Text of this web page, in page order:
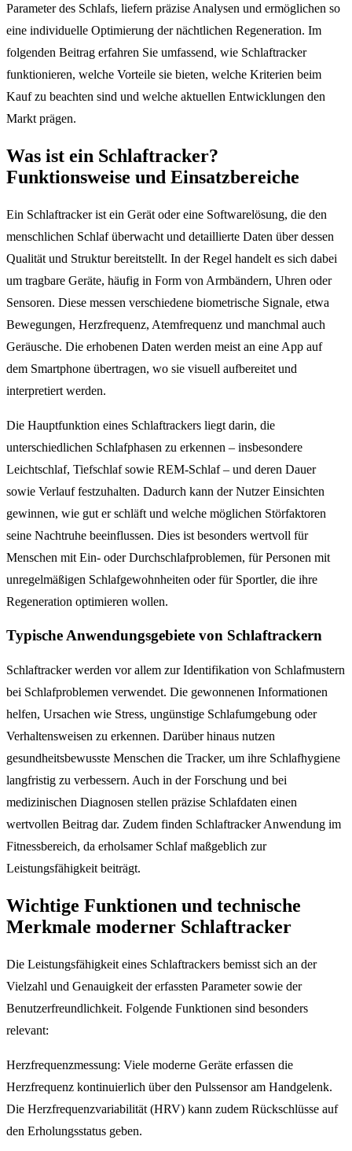
Parameter des Schlafs, liefern präzise Analysen und ermöglichen so
eine individuelle Optimierung der nächtlichen Regeneration. Im
folgenden Beitrag erfahren Sie umfassend, wie Schlaftracker
funktionieren, welche Vorteile sie bieten, welche Kriterien beim
Kauf zu beachten sind und welche aktuellen Entwicklungen den
Markt prägen.
Was ist ein Schlaftracker?
Funktionsweise und Einsatzbereiche
Ein Schlaftracker ist ein Gerät oder eine Softwarelösung, die den
menschlichen Schlaf überwacht und detaillierte Daten über dessen
Qualität und Struktur bereitstellt. In der Regel handelt es sich dabei
um tragbare Geräte, häufig in Form von Armbändern, Uhren oder
Sensoren. Diese messen verschiedene biometrische Signale, etwa
Bewegungen, Herzfrequenz, Atemfrequenz und manchmal auch
Geräusche. Die erhobenen Daten werden meist an eine App auf
dem Smartphone übertragen, wo sie visuell aufbereitet und
interpretiert werden.
Die Hauptfunktion eines Schlaftrackers liegt darin, die
unterschiedlichen Schlafphasen zu erkennen – insbesondere
Leichtschlaf, Tiefschlaf sowie REM-Schlaf – und deren Dauer
sowie Verlauf festzuhalten. Dadurch kann der Nutzer Einsichten
gewinnen, wie gut er schläft und welche möglichen Störfaktoren
seine Nachtruhe beeinflussen. Dies ist besonders wertvoll für
Menschen mit Ein- oder Durchschlafproblemen, für Personen mit
unregelmäßigen Schlafgewohnheiten oder für Sportler, die ihre
Regeneration optimieren wollen.
Typische Anwendungsgebiete von Schlaftrackern
Schlaftracker werden vor allem zur Identifikation von Schlafmustern
bei Schlafproblemen verwendet. Die gewonnenen Informationen
helfen, Ursachen wie Stress, ungünstige Schlafumgebung oder
Verhaltensweisen zu erkennen. Darüber hinaus nutzen
gesundheitsbewusste Menschen die Tracker, um ihre Schlafhygiene
langfristig zu verbessern. Auch in der Forschung und bei
medizinischen Diagnosen stellen präzise Schlafdaten einen
wertvollen Beitrag dar. Zudem finden Schlaftracker Anwendung im
Fitnessbereich, da erholsamer Schlaf maßgeblich zur
Leistungsfähigkeit beiträgt.
Wichtige Funktionen und technische
Merkmale moderner Schlaftracker
Die Leistungsfähigkeit eines Schlaftrackers bemisst sich an der
Vielzahl und Genauigkeit der erfassten Parameter sowie der
Benutzerfreundlichkeit. Folgende Funktionen sind besonders
relevant:
Herzfrequenzmessung: Viele moderne Geräte erfassen die
Herzfrequenz kontinuierlich über den Pulssensor am Handgelenk.
Die Herzfrequenzvariabilität (HRV) kann zudem Rückschlüsse auf
den Erholungsstatus geben.